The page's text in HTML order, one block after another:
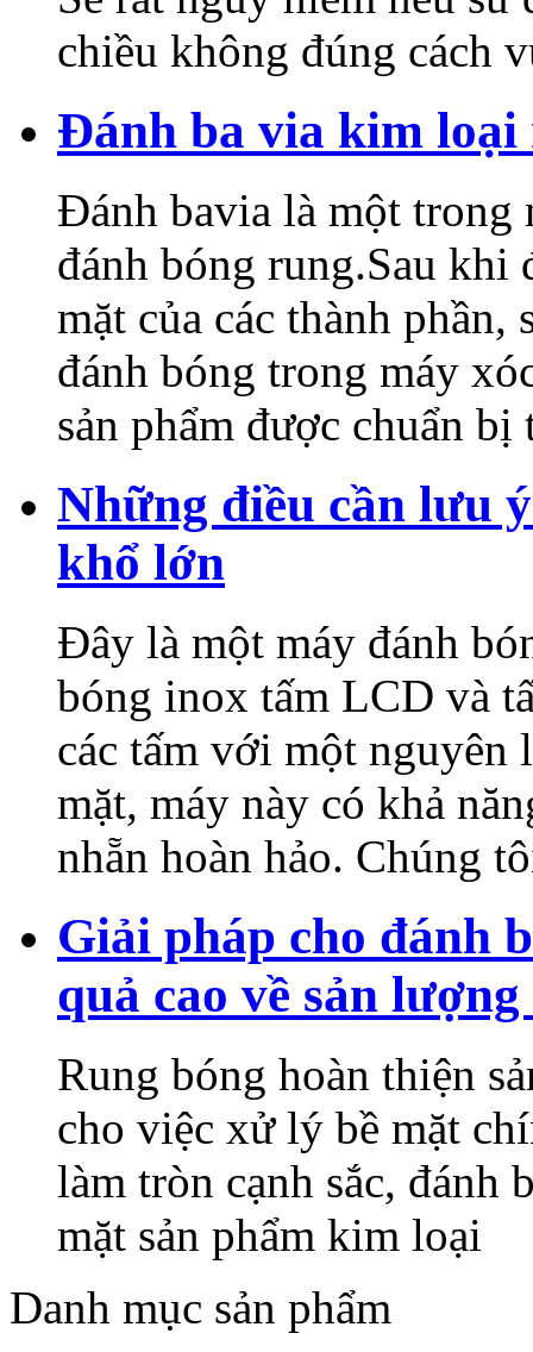
chiều không đúng cách
Đánh ba via kim loại
Đánh bavia là một trong
đánh bóng rung.Sau khi
mặt của các thành phần,
đánh bóng trong máy
sản phẩm được chuẩn
Những điều cần lưu
khổ lớn
Đây là một máy đánh
bóng inox tấm LCD và
các tấm với một nguyên
mặt, máy này có khả
nhẵn hoàn hảo. Chúng
Giải pháp cho đánh
quả cao về sản
Rung bóng hoàn thiện
cho việc xử lý bề mặt
làm tròn cạnh sắc, đánh
mặt sản phẩm kim loại
Danh mục sản phẩm